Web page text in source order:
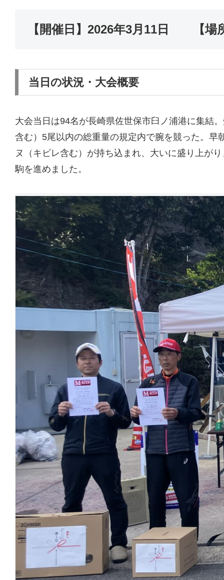
【開催日】2026年3月11日 【場
当日の状況・大会概要
大会当日は94名が長崎県佐世保市臼ノ浦港に集結
含む）5尾以内の総重量の規定内で腕を競った。
ヌ（キビレ含む）が持ち込まれ、大いに盛り上が
駒を進めました。